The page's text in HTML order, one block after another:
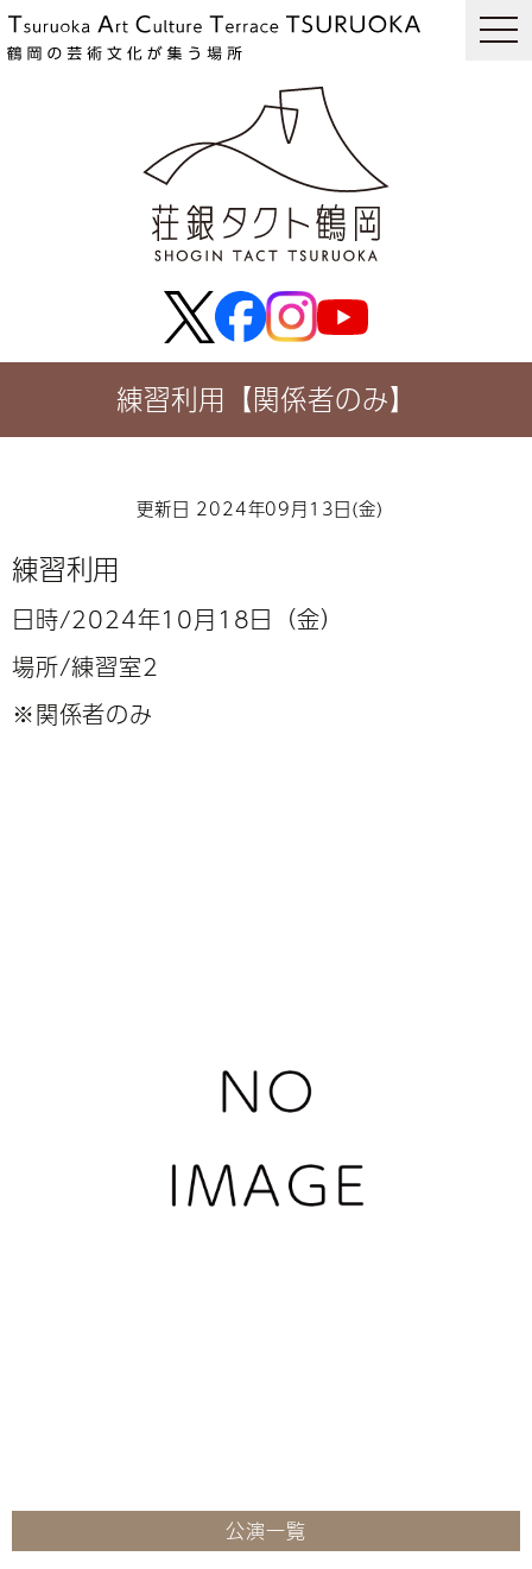
練習利用【関係者のみ】
更新日 2024年09月13日(金)
練習利用
日時/2024年10月18日（金）
場所/練習室2
※関係者のみ
公演一覧